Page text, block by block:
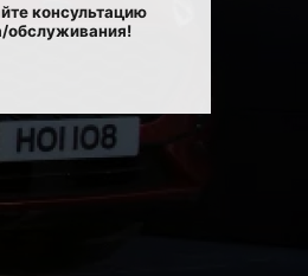
консультацию
обслуживания!